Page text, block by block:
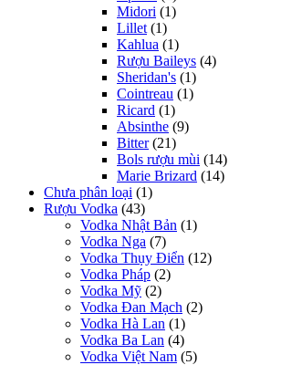
Midori (1)
Lillet (1)
Kahlua (1)
Rượu Baileys (4)
Sheridan's (1)
Cointreau (1)
Ricard (1)
Absinthe (9)
Bitter (21)
Bols rượu mùi (14)
Marie Brizard (14)
Chưa phân loại (1)
Rượu Vodka (43)
Vodka Nhật Bản (1)
Vodka Nga (7)
Vodka Thụy Điển (12)
Vodka Pháp (2)
Vodka Mỹ (2)
Vodka Đan Mạch (2)
Vodka Hà Lan (1)
Vodka Ba Lan (4)
Vodka Việt Nam (5)